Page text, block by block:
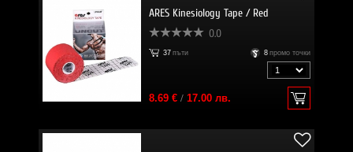
ARES Kinesiology Tape / Red
0.0
37 пъти 8 промо точки
8.69 €/ 17.00 лв.